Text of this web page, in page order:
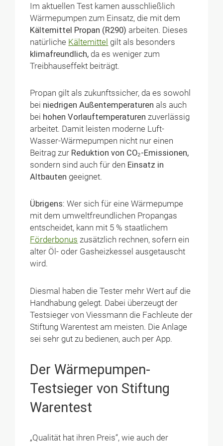
Im aktuellen Test kamen ausschließlich
Wärmepumpen zum Einsatz, die mit dem
Kältemittel Propan (R290)arbeiten. Dieses
natürliche Kältemittel gilt als besonders
klimafreundlich, da es weniger zum
Treibhauseffekt beiträgt.
Propan gilt als zukunftssicher, da es sowohl
bei niedrigen Außentemperaturen als auch
bei hohen Vorlauftemperaturen zuverlässig
arbeitet. Damit leisten moderne Luft-
Wasser-Wärmepumpen nicht nur einen
Beitrag zur Reduktion von CO₂-Emissionen,
sondern sind auch für den Einsatz in
Altbauten geeignet.
Übrigens: Wer sich für eine Wärmepumpe
mit dem umweltfreundlichen Propangas
entscheidet, kann mit 5 % staatlichem
Förderbonus zusätzlich rechnen, sofern ein
alter Öl- oder Gasheizkessel ausgetauscht
wird.
Diesmal haben die Tester mehr Wert auf die
Handhabung gelegt. Dabei überzeugt der
Testsieger von Viessmann die Fachleute der
Stiftung Warentest am meisten. Die Anlage
sei sehr gut zu bedienen, auch per App.
Der Wärmepumpen-
Testsieger von Stiftung
Warentest
„Qualität hat ihren Preis“, wie auch der